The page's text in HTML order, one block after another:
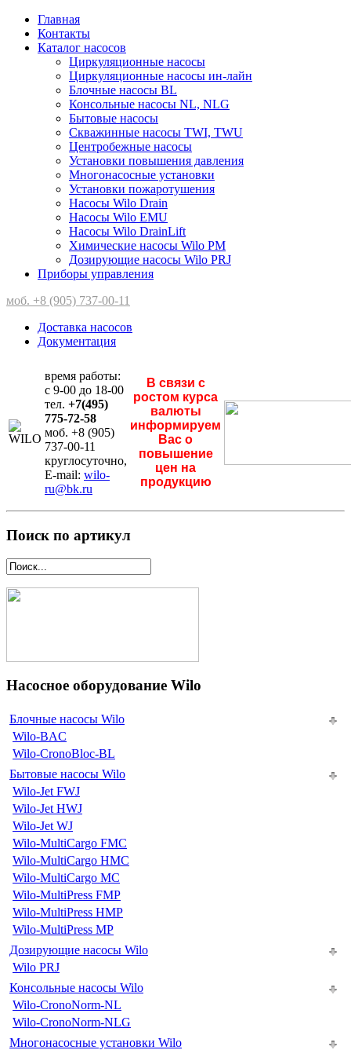
Главная
Контакты
Каталог насосов
Циркуляционные насосы
Циркуляционные насосы ин-лайн
Блочные насосы BL
Консольные насосы NL, NLG
Бытовые насосы
Скважинные насосы TWI, TWU
Центробежные насосы
Установки повышения давления
Многонасосные установки
Установки пожаротушения
Насосы Wilo Drain
Насосы Wilo EMU
Насосы Wilo DrainLift
Химические насосы Wilo PM
Дозирующие насосы Wilo PRJ
Приборы управления
моб. +8 (905) 737-00-11
Доставка насосов
Документация
время работы:
с 9-00 до 18-00
тел. +7(495)
775-72-58
моб. +8 (905)
737-00-11
круглосуточно,
E-mail: wilo-
ru@bk.ru
В связи с
ростом курса
валюты
информируем
Вас о
повышение
цен на
продукцию
Поиск по артикул
Насосное оборудование Wilo
Блочные насосы Wilo
Wilo-BAC
Wilo-CronoBloc-BL
Бытовые насосы Wilo
Wilo-Jet FWJ
Wilo-Jet HWJ
Wilo-Jet WJ
Wilo-MultiCargo FMC
Wilo-MultiCargo HMC
Wilo-MultiCargo MC
Wilo-MultiPress FMP
Wilo-MultiPress HMP
Wilo-MultiPress MP
Дозирующие насосы Wilo
Wilo PRJ
Консольные насосы Wilo
Wilo-CronoNorm-NL
Wilo-CronoNorm-NLG
Многонасосные установки Wilo